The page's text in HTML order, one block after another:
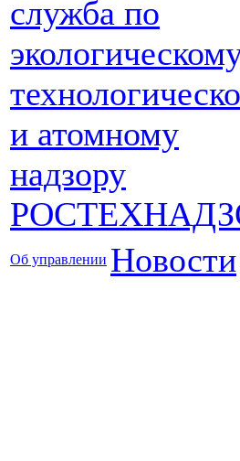
Об управлении Новости